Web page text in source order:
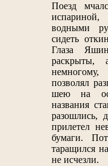
Поезд
водными
сидеть
Глаза
раскрыты,
позволял
шею на
названия
разошлись,
прилетел
бумаги.
таращился
не исчезли.